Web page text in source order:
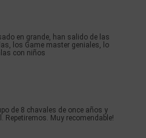
en grande, han salido de las
los Game master geniales, lo
con niños
de 8 chavales de once años y
Repetiremos. Muy recomendable!